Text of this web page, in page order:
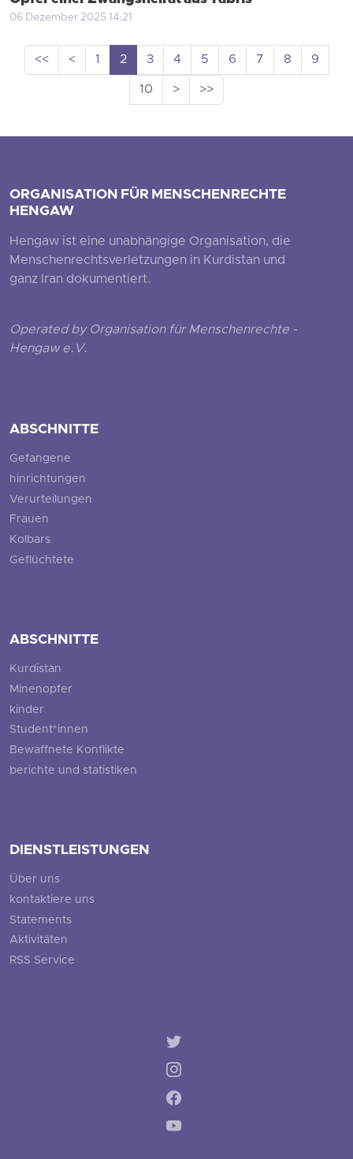
06 Dezember 2025 14:21
<< < 1 2 3 4 5 6 7 8
9
10
> >>
ORGANISATION FÜR MENSCHENRECHTE
HENGAW
Hengaw ist eine unabhängige Organisation, die
Menschenrechtsverletzungen in Kurdistan und
ganz Iran dokumentiert.
Operated by Organisation für Menschenrechte -
Hengaw e.V.
ABSCHNITTE
Gefangene
hinrichtungen
Verurteilungen
Frauen
Kolbars
Geflüchtete
ABSCHNITTE
Kurdistan
Minenopfer
kinder
Student*innen
Bewaffnete Konflikte
berichte und statistiken
DIENSTLEISTUNGEN
Über uns
kontaktiere uns
Statements
Aktivitäten
RSS Service